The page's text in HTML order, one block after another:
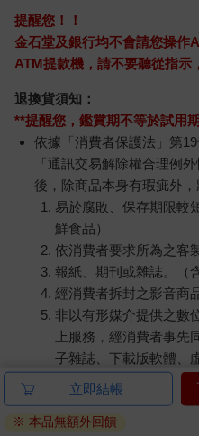
提醒您！！
金石堂及銀行均不會請您操作
ATM提款機，請不要聽從指示
退換貨須知：
**提醒您，鑑賞期不等於試用
依據「消費者保護法」第
「通訊交易解除權合理例
後，除商品本身有瑕疵外，
易於腐敗、保存期限較
鮮食品）
依消費者要求所為之客
報紙、期刊或雜誌。（
經消費者拆封之影音商
非以有形媒介提供之數
上服務，經消費者事先
子雜誌、下載版軟體、
已拆封之個人衛生用品
若非上列種類商品，均享有
立即結帳
※ 本品無額外回饋